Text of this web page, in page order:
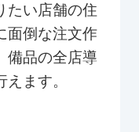
たい店舗の住
面倒な注文作
備品の全店導
ます。